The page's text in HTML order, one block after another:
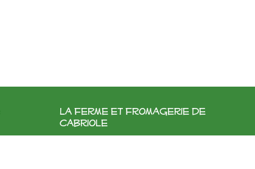
La ferme et fromagerie de
cabriole